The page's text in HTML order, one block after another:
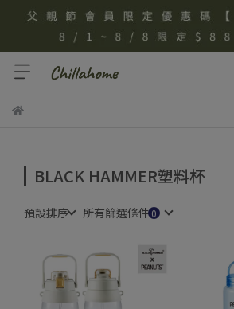
BLACK HAMMER塑料杯
預設排序 所有篩選條件